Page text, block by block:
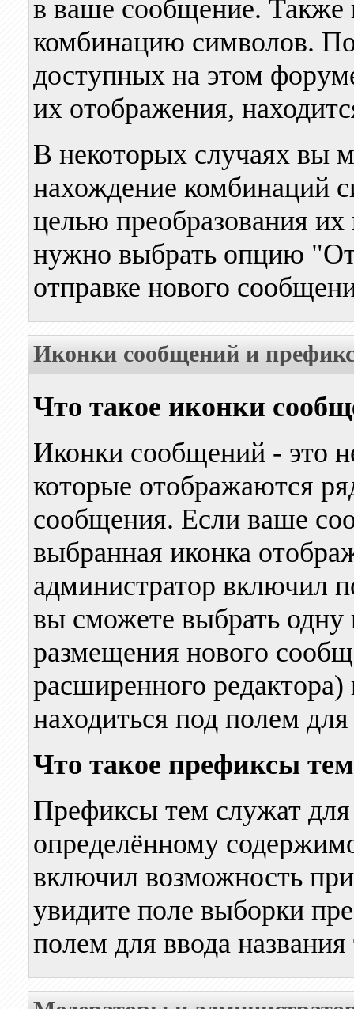
в ваше сообщение. Также
комбинацию символов.
доступных на этом
их отображения,
В некоторых случаях вы
нахождение комбинаций
целью преобразования
нужно выбрать опцию
отправке нового
Иконки сообщений и
Что такое иконки
Иконки сообщений - это
которые отображаются
сообщения. Если ваше
выбранная иконка
администратор включил
вы сможете выбрать
размещения нового
расширенного
находиться под полем
Что такое префиксы
Префиксы тем служат
определённому
включил возможность
увидите поле выборки
полем для ввода